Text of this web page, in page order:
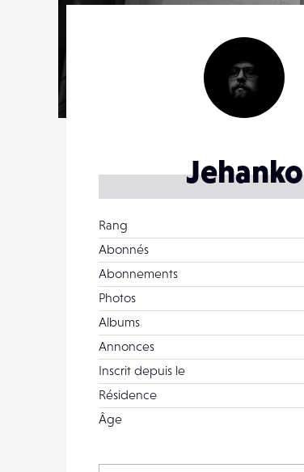
Jehanko
Rang
Abonnés
Abonnements
Photos
Albums
Annonces
Inscrit depuis le
Résidence
Âge